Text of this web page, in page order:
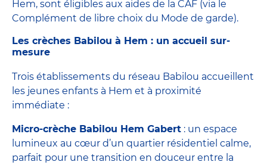
Hem, sont éligibles aux aides de la CAF (via le
Complément de libre choix du Mode de garde).
Les crèches Babilou à Hem : un accueil sur-
mesure
Trois établissements du réseau Babilou accueillent
les jeunes enfants à Hem et à proximité
immédiate :
Micro-crèche Babilou Hem Gabert : un espace
lumineux au cœur d’un quartier résidentiel calme,
parfait pour une transition en douceur entre la